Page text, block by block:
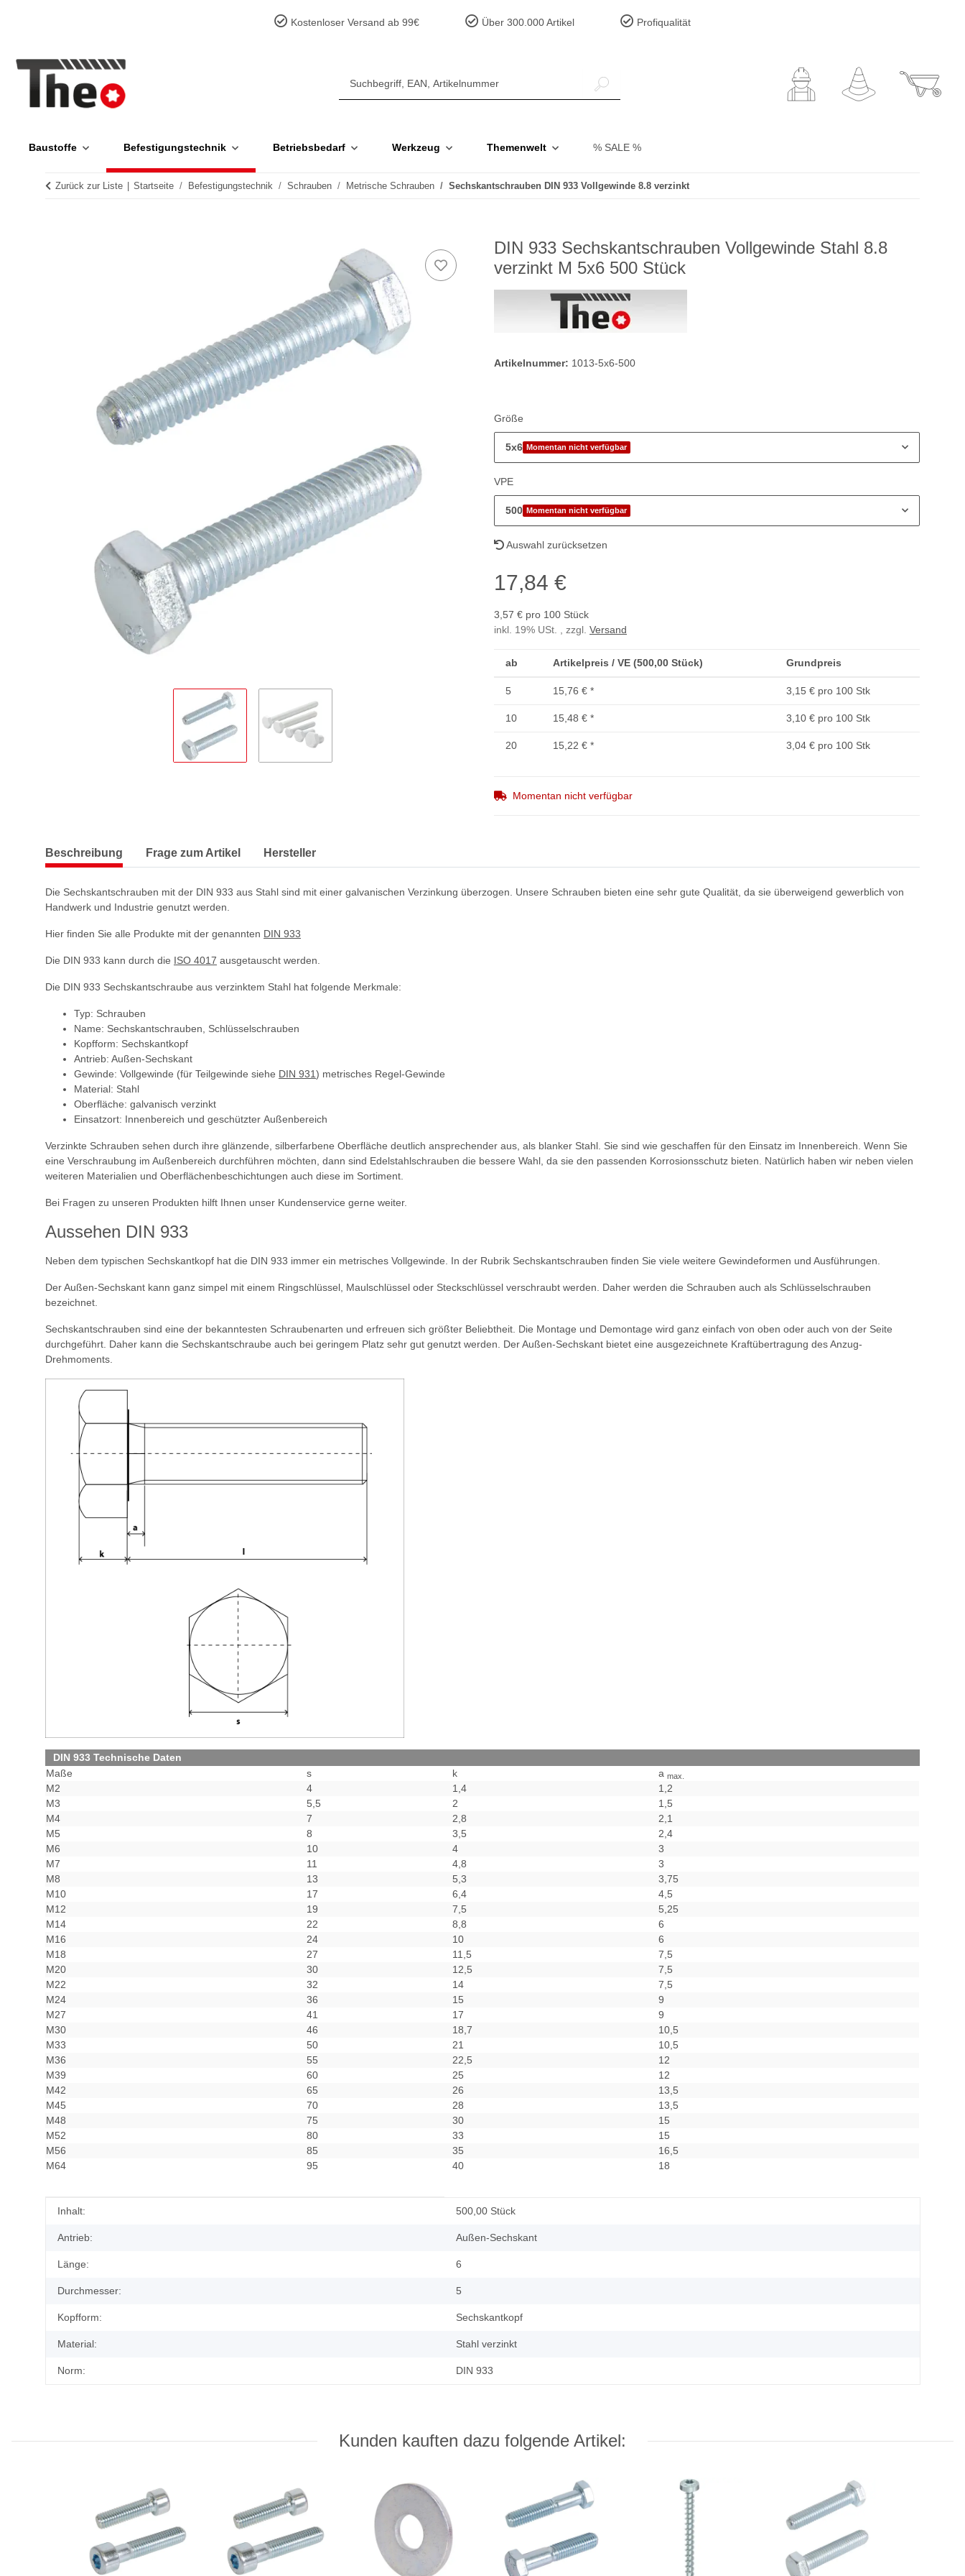
Kostenloser Versand ab 99€ Über 300.000 Artikel Profiqualität
Baustoffe Befestigungstechnik Betriebsbedarf Werkzeug Themenwelt % SALE %
Zurück zur Liste Startseite Befestigungstechnik Schrauben Metrische Schrauben Sechskantschrauben DIN 933 Vollgewinde 8.8 verzinkt
DIN 933 Sechskantschrauben Vollgewinde Stahl 8.8
verzinkt M 5x6 500 Stück
Artikelnummer: 1013-5x6-500
Größe
5x6 Momentan nicht verfügbar
VPE
500 Momentan nicht verfügbar
Auswahl zurücksetzen
17,84 €
3,57 € pro 100 Stück
inkl. 19% USt. , zzgl. Versand
ab Artikelpreis / VE (500,00 Stück) Grundpreis
5 15,76 € * 3,15 € pro 100 Stk
10 15,48 € * 3,10 € pro 100 Stk
20 15,22 € * 3,04 € pro 100 Stk
Momentan nicht verfügbar
Beschreibung Frage zum Artikel Hersteller
Die Sechskantschrauben mit der DIN 933 aus Stahl sind mit einer galvanischen Verzinkung überzogen. Unsere Schrauben bieten eine sehr gute Qualität, da sie überweigend gewerblich von
Handwerk und Industrie genutzt werden.
Hier finden Sie alle Produkte mit der genannten DIN 933
Die DIN 933 kann durch die ISO 4017 ausgetauscht werden.
Die DIN 933 Sechskantschraube aus verzinktem Stahl hat folgende Merkmale:
Typ: Schrauben
Name: Sechskantschrauben, Schlüsselschrauben
Kopfform: Sechskantkopf
Antrieb: Außen-Sechskant
Gewinde: Vollgewinde (für Teilgewinde siehe DIN 931) metrisches Regel-Gewinde
Material: Stahl
Oberfläche: galvanisch verzinkt
Einsatzort: Innenbereich und geschützter Außenbereich
Verzinkte Schrauben sehen durch ihre glänzende, silberfarbene Oberfläche deutlich ansprechender aus, als blanker Stahl. Sie sind wie geschaffen für den Einsatz im Innenbereich. Wenn Sie
eine Verschraubung im Außenbereich durchführen möchten, dann sind Edelstahlschrauben die bessere Wahl, da sie den passenden Korrosionsschutz bieten. Natürlich haben wir neben vielen
weiteren Materialien und Oberflächenbeschichtungen auch diese im Sortiment.
Bei Fragen zu unseren Produkten hilft Ihnen unser Kundenservice gerne weiter.
Aussehen DIN 933
Neben dem typischen Sechskantkopf hat die DIN 933 immer ein metrisches Vollgewinde. In der Rubrik Sechskantschrauben finden Sie viele weitere Gewindeformen und Ausführungen.
Der Außen-Sechskant kann ganz simpel mit einem Ringschlüssel, Maulschlüssel oder Steckschlüssel verschraubt werden. Daher werden die Schrauben auch als Schlüsselschrauben
bezeichnet.
Sechskantschrauben sind eine der bekanntesten Schraubenarten und erfreuen sich größter Beliebtheit. Die Montage und Demontage wird ganz einfach von oben oder auch von der Seite
durchgeführt. Daher kann die Sechskantschraube auch bei geringem Platz sehr gut genutzt werden. Der Außen-Sechskant bietet eine ausgezeichnete Kraftübertragung des Anzug-
Drehmoments.
DIN 933 Technische Daten
Maße
s k a max.
M2 4 1,4
1,2
M3
5,5 2
1,5
M4
7 2,8
2,1
M5
8 3,5
2,4
M6
10 4
3
M7
11 4,8
3
M8
13 5,3
3,75
M10
17 6,4
4,5
M12
19 7,5
5,25
M14
22 8,8
6
M16
24 10
6
M18
27 11,5
7,5
M20
30 12,5
7,5
M22
32 14
7,5
M24
36 15
9
M27
41 17
9
M30
46 18,7
10,5
M33
50 21
10,5
M36
55 22,5
12
M39
60 25
12
M42
65 26
13,5
M45
70 28
13,5
M48
75 30
15
M52
80 33
15
M56
85 35
16,5
M64
95 40 18
Produkteigenschaft
Wert
Inhalt: 500,00 Stück
Antrieb: Außen-Sechskant
Länge: 6
Durchmesser: 5
Kopfform: Sechskantkopf
Material: Stahl verzinkt
Norm: DIN 933
Kunden kauften dazu folgende Artikel: